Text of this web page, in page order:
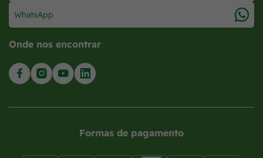
WhatsApp
Onde nos encontrar
Formas de pagamento